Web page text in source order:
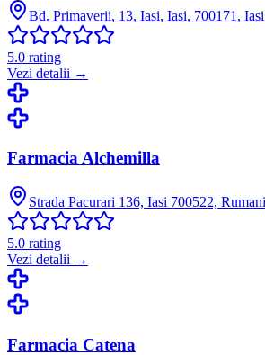
Bd. Primaverii, 13, Iasi, Iasi, 700171,
5.0 rating
Vezi detalii →
Farmacia Alchemilla
Strada Pacurari 136, Iasi 700522,
5.0 rating
Vezi detalii →
Farmacia Catena